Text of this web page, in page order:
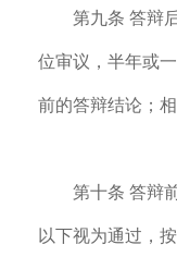
第九条 答辩
位审议，半年或
前的答辩结论；
第十条 答辩
以下视为通过，